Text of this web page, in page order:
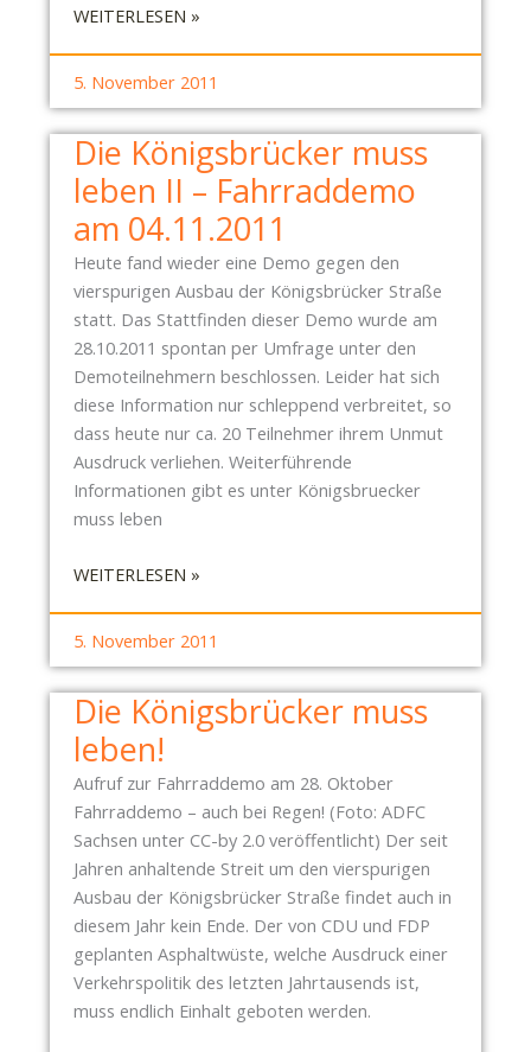
WEITERLESEN »:
N
E
Z
U
N
G
S
T
R
E
F
F
E
Ö
N
I
G
S
B
Ü
C
K
E
R
S
T
R
A
5. November 2011
Die Königsbrücker muss
leben II – Fahrraddemo
am 04.11.2011
Heute fand wieder eine Demo gegen den
vierspurigen Ausbau der Königsbrücker Straße
statt. Das Stattfinden dieser Demo wurde am
28.10.2011 spontan per Umfrage unter den
Demoteilnehmern beschlossen. Leider hat sich
diese Information nur schleppend verbreitet, so
dass heute nur ca. 20 Teilnehmer ihrem Unmut
Ausdruck verliehen. Weiterführende
Informationen gibt es unter Königsbruecker
muss leben
WEITERLESEN »:
K
Ö
B
Ü
C
K
E
5. November 2011
Die Königsbrücker muss
leben!
Aufruf zur Fahrraddemo am 28. Oktober
Fahrraddemo – auch bei Regen! (Foto: ADFC
Sachsen unter CC-by 2.0 veröffentlicht) Der seit
Jahren anhaltende Streit um den vierspurigen
Ausbau der Königsbrücker Straße findet auch in
diesem Jahr kein Ende. Der von CDU und FDP
geplanten Asphaltwüste, welche Ausdruck einer
Verkehrspolitik des letzten Jahrtausends ist,
muss endlich Einhalt geboten werden.